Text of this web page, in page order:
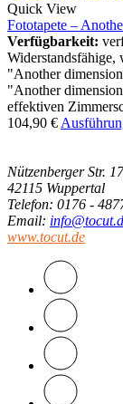
Quick View
Fototapete –
Verfügbarkeit:
Widerstandsfähige,
"Another
"Another
effektiven
104,90 €
Nützenberger Str.
42115 Wuppertal
Telefon: 0176 -
Email:
www.tocut.de